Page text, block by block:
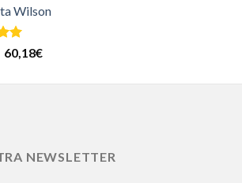
Wilson
en
60,18€
NEWSLETTER